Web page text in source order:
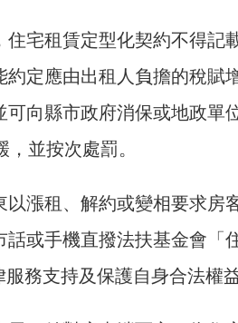
住宅租賃定型化契約不得記
定應由出租人負擔的稅
向縣市政府消保或地政單
並按次處罰。
以漲租、解約或變相要求
或手機直撥法扶基金會
務支持及保護自身合法權益